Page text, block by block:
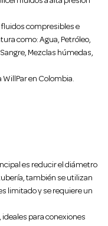
compresibles e
como: Agua, Petróleo,
Mezclas húmedas,
WillPar en Colombia.
es reducir el diámetro
también se utilizan
limitado y se requiere un
para conexiones